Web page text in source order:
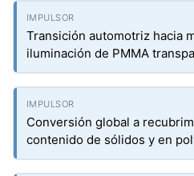
Transición automotriz hacia
iluminación de PMMA
Conversión global a
contenido de sólidos y en